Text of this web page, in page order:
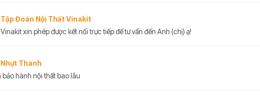
Tập Đoàn Nội Thất Vinakit
Vinakit xin phép được kết nối trực tiếp để tư vấn đến Anh (chị) ạ!
Thanh
bảo hành nội thất bao lâu